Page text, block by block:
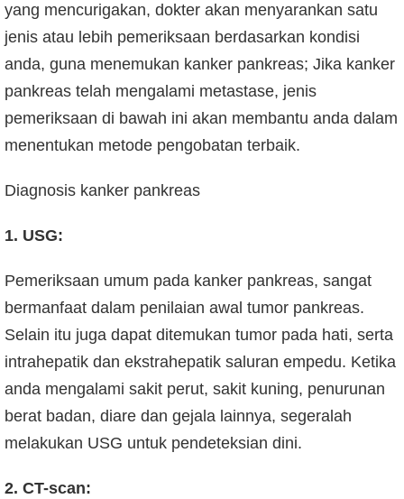
yang mencurigakan, dokter akan menyarankan satu
jenis atau lebih pemeriksaan berdasarkan kondisi
anda, guna menemukan kanker pankreas; Jika kanker
pankreas telah mengalami metastase, jenis
pemeriksaan di bawah ini akan membantu anda dalam
menentukan metode pengobatan terbaik.
Diagnosis kanker pankreas
1. USG:
Pemeriksaan umum pada kanker pankreas, sangat
bermanfaat dalam penilaian awal tumor pankreas.
Selain itu juga dapat ditemukan tumor pada hati, serta
intrahepatik dan ekstrahepatik saluran empedu. Ketika
anda mengalami sakit perut, sakit kuning, penurunan
berat badan, diare dan gejala lainnya, segeralah
melakukan USG untuk pendeteksian dini.
2. CT-scan: